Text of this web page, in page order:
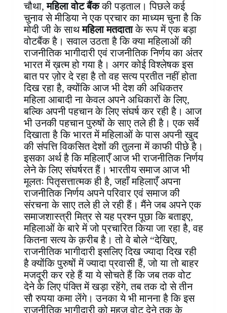
चौथा,महिला वोट बैंककी पड़ताल। पिछले कई
चुनाव से मीडिया ने एक प्रचार का माध्यम चुना है कि
मोदी जी के साथमहिला मतदाताके रूप में एक बड़ा
वोटबैंक है। सवाल उठता है कि क्या महिलाओं की
राजनीतिक भागीदारी एवं राजनीतिक निर्णय का अंतर
भारत में ख़त्म हो गया है। अगर कोई विश्लेषक इस
बात पर ज़ोर दे रहा है तो वह सत्य प्रतीत नहीं होता
दिख रहा है, क्योंकि आज भी देश की अधिकतर
महिला आबादी ना केवल अपने अधिकारों के लिए,
बल्कि अपनी पहचान के लिए संघर्ष कर रही है। आज
भी उनकी पहचान पुरुषों के साए तले ही है। एक सर्वे
दिखाता है कि भारत में महिलाओं के पास अपनी खुद
की संपत्ति विकसित देशों की तुलना में काफी पीछे है।
इसका अर्थ है कि महिलाएँ आज भी राजनीतिक निर्णय
लेने के लिए संघर्षरत हैं। भारतीय समाज आज भी
मूलतः पितृसत्तात्मक ही है, जहाँ महिलाएँ अपना
राजनीतिक निर्णय अपने परिवार एवं समाज की
संरचना के साए तले ही ले रही हैं। मैंने जब अपने एक
समाजशास्त्री मित्र से यह प्रश्न पूछा कि बताइए,
महिलाओं के बारे में जो प्रचारित किया जा रहा है, वह
कितना सत्य के क़रीब है। तो वे बोले “देखिए,
राजनीतिक भागीदारी इसलिए दिख ज्यादा दिख रही
है क्योंकि पुरुषों में ज्यादा प्रवासी हैं, जो या तो बाहर
मजदूरी कर रहे हैं या ये सोचते हैं कि जब तक वोट
देने के लिए पंक्ति में खड़ा रहेंगे, तब तक दो से तीन
सौ रुपया कमा लेंगे। उनका ये भी मानना है कि इस
राजनीतिक भागीदारी को महज वोट देने तक के